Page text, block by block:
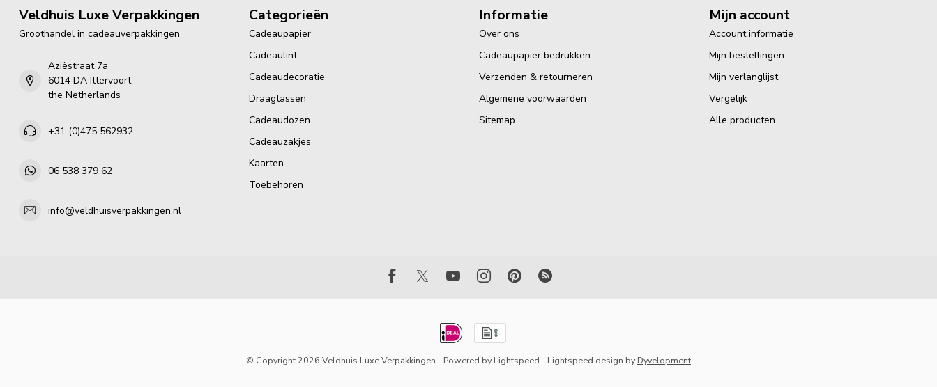
Veldhuis Luxe Verpakkingen
Groothandel in cadeauverpakkingen
Aziëstraat 7a
6014 DA Ittervoort
the Netherlands
+31 (0)475 562932
06 538 379 62
info@veldhuisverpakkingen.nl
Categorieën
Cadeaupapier
Cadeaulint
Cadeaudecoratie
Draagtassen
Cadeaudozen
Cadeauzakjes
Kaarten
Toebehoren
Informatie
Over ons
Cadeaupapier bedrukken
Verzenden & retourneren
Algemene voorwaarden
Sitemap
Mijn account
Account informatie
Mijn bestellingen
Mijn verlanglijst
Vergelijk
Alle producten
© Copyright 2026 Veldhuis Luxe Verpakkingen - Powered byLightspeed - Lightspeed design byDyvelopment